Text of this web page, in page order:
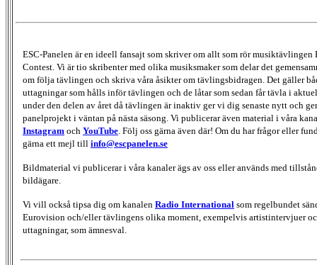
ESC-Panelen är en ideell fansajt som skriver om allt som rör musiktävlingen
Contest. Vi är tio skribenter med olika musiksmaker som delar det
om följa tävlingen och skriva våra åsikter om tävlingsbidragen. Det gäller
uttagningar som hålls inför tävlingen och de låtar som sedan får tävla i
under den delen av året då tävlingen är inaktiv ger vi dig senaste nytt och
panelprojekt i väntan på nästa säsong. Vi publicerar även material i våra
Instagram och YouTube. Följ oss gärna även där! Om du har frågor eller
gärna ett mejl till info@escpanelen.se
Bildmaterial vi publicerar i våra kanaler ägs av oss eller används med
bildägare.
Vi vill också tipsa dig om kanalen Radio International som regelbundet
Eurovision och/eller tävlingens olika moment, exempelvis artistintervjuer
uttagningar, som ämnesval.